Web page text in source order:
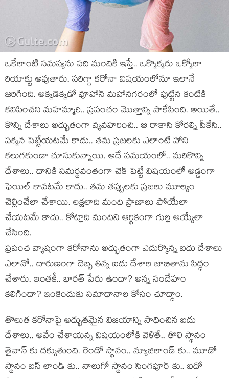
ఒకేలాంటి సమస్యను పది మందికి ఇస్తే.. ఒక్కొక్కరు ఒక్కోలా
రియాక్టు అవుతారు. సరిగ్గా కరోనా విషయంలోనూ ఇలానే
జరిగింది. అక్కడెక్కడో వూహాన్ మహానగరంలో పుట్టిన కంటికి
కనిపించని మహమ్మారి.. ప్రపంచం మొత్తాన్ని పాకేసింది. అయితే..
కొన్ని దేశాలు అద్భుతంగా వ్యవహరించి.. ఆ రాకాసి కోరల్ని పీకేసి..
పక్కన పెట్టేయటమే కాదు.. తమ ప్రజలకు ఎలాంటి హాని
కలుగకుండా చూసుకున్నాయి. అదే సమయంలో.. మరికొన్ని
దేశాలు.. దానికి సమర్థవంతంగా చెక్ పెట్టే విషయంలో అడ్డంగా
ఫెయిల్ కావటమే కాదు.. తమ తప్పులకు ప్రజలు మూల్యం
చెల్లించేలా చేశాయి. లక్షలాది మంది ప్రాణాలు పోయేలా
చేయటమే కాదు.. కోట్లాది మందిని ఆర్థికంగా గుల్ల అయ్యేలా
చేసింది.
ప్రపంచ వ్యాప్తంగా కరోనాను అద్భుతంగా ఎదుర్కొన్న ఐదు దేశాలు
ఎలానో.. దారుణంగా దెబ్బ తిన్న ఐదు దేశాల జాబితాను సిద్ధం
చేశారు. ఇంతకీ.. భారత్ పేరు ఉందా? అన్న సందేహం
కలిగిందా? ఇంకెందుకు సమాధానాల కోసం చూద్దాం.
తొలుత కరోనాపై అద్భుతమైన విజయాన్ని సాధించిన ఐదు
దేశాలు.. అవేం చేశాయన్న విషయంలోకి వెళితే.. తొలి స్థానం
తైవాన్ కు దక్కుతుంది. రెండో స్థానం.. న్యూజిలాండ్ కు.. మూడో
స్థానం ఐస్ లాండ్ కు.. నాలుగో స్థానం సింగపూర్ కు.. ఐదో